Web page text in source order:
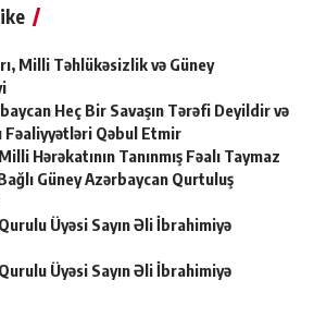
Milli Təhlükəsizlik və Güney
Heç Bir Savaşın Tərəfi Deyildir və
Fəaliyyətləri Qəbul Etmir
Hərəkatının Tanınmış Fəalı Taymaz
Güney Azərbaycan Qurtuluş
Üyəsi Sayın Əli İbrahimiyə
Üyəsi Sayın Əli İbrahimiyə